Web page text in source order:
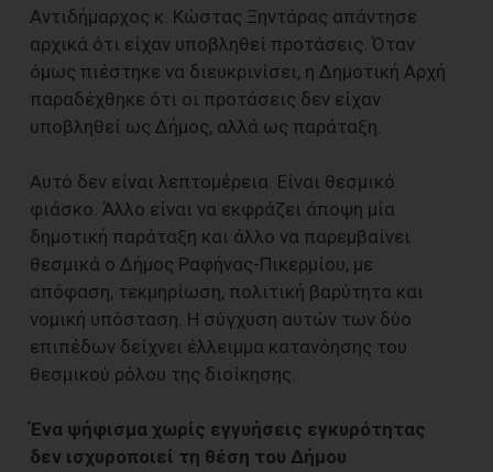
Αντιδήμαρχος κ. Κώστας Ξηντάρας απάντησε
αρχικά ότι είχαν υποβληθεί προτάσεις. Όταν
όμως πιέστηκε να διευκρινίσει, η Δημοτική Αρχή
παραδέχθηκε ότι οι προτάσεις δεν είχαν
υποβληθεί ως Δήμος, αλλά ως παράταξη.
Αυτό δεν είναι λεπτομέρεια. Είναι θεσμικό
φιάσκο. Άλλο είναι να εκφράζει άποψη μία
δημοτική παράταξη και άλλο να παρεμβαίνει
θεσμικά ο Δήμος Ραφήνας-Πικερμίου, με
απόφαση, τεκμηρίωση, πολιτική βαρύτητα και
νομική υπόσταση. Η σύγχυση αυτών των δύο
επιπέδων δείχνει έλλειμμα κατανόησης του
θεσμικού ρόλου της διοίκησης.
Ένα ψήφισμα χωρίς εγγυήσεις εγκυρότητας
δεν ισχυροποιεί τη θέση του Δήμου